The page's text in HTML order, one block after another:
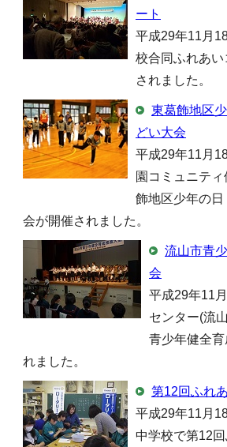
ート
平成29年11月
校合同ふれあ
されました。
東葛飾地区
どい大会
平成29年11月
園コミュニテ
飾地区少年の
会が開催されました。
流山市青
会
平成29年11
センター(流
青少年健全
れました。
第12回ふれ
平成29年11月
中学校で第12